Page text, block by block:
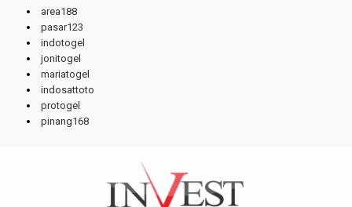
area188
pasar123
indotogel
jonitogel
mariatogel
indosattoto
protogel
pinang168